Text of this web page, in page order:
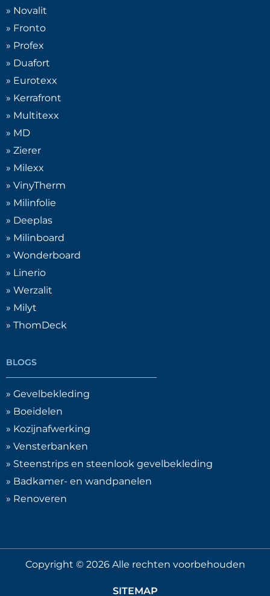
» Novalit
» Fronto
» Profex
» Duafort
» Eurotexx
» Kerrafront
» Multitexx
» MD
» Zierer
» Milexx
» VinyTherm
» Milinfolie
» Deeplas
» Milinboard
» Wonderboard
» Linerio
» Werzalit
» Milyt
» ThomDeck
BLOGS
» Gevelbekleding
» Boeidelen
» Kozijnafwerking
» Vensterbanken
» Steenstrips en steenlook gevelbekleding
» Badkamer- en wandpanelen
» Renoveren
Copyright © 2026 Alle rechten voorbehouden
SITEMAP